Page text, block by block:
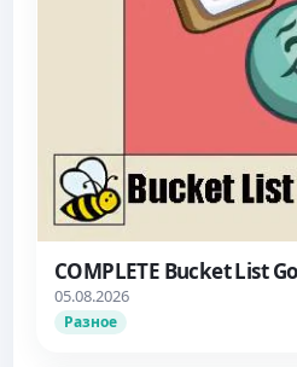
COMPLETE Bucket List
05.08.2026
Разное